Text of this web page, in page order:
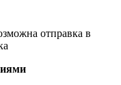
отправка в